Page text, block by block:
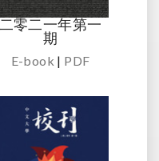
二零二一年第一
期
E-book | PDF